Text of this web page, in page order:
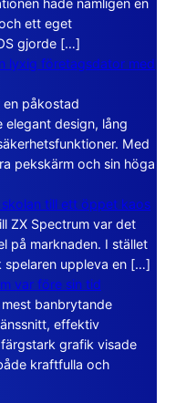
hade nämligen en
ett eget
gjorde […]
lyxig företagsdator med
en påkostad
design, lång
Med
pekskärm och sin höga
till ett öppet kaos
ZX Spectrum var det
på marknaden. I stället
uppleva en […]
var före sin tid
banbrytande
effektiv
grafik visade
kraftfulla och